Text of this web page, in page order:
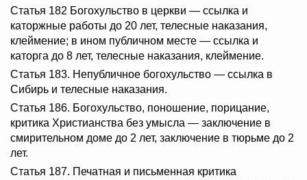
Статья 182 Богохульство в церкви — ссылка и
каторжные работы до 20 лет, телесные наказания,
клеймение; в ином публичном месте — ссылка и
каторга до 8 лет, телесные наказания, клеймение.
Статья 183. Непубличное богохульство — ссылка в
Сибирь и телесные наказания.
Статья 186. Богохульство, поношение, порицание,
критика Христианства без умысла — заключение в
смирительном доме до 2 лет, заключение в тюрьме до 2
лет.
Статья 187. Печатная и письменная критика